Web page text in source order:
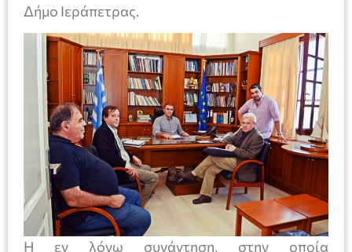
Δήμο Ιεράπετρας.
Η εν λόγω συνάντηση, στην οποία